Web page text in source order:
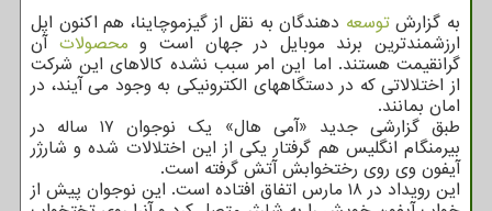
به گزارشتوسعه دهندگان به نقل از گیزموچاینا، هم اکنون اپل
ارزشمندترین برند موبایل در جهان است و محصولات آن
گرانقیمت هستند. اما این امر سبب نشده کالاهای این شرکت
از اختلالاتی که در دستگاههای الکترونیکی به وجود می آیند، در
امان بمانند.
طبق گزارشی جدید «آمی هال» یک نوجوان ۱۷ ساله در
بیرمنگام انگلیس هم گرفتار یکی از این اختلالات شده و شارژر
آیفون وی روی رختخوابش آتش گرفته است.
این رویداد در ۱۸ مارس اتفاق افتاده است. این نوجوان پیش از